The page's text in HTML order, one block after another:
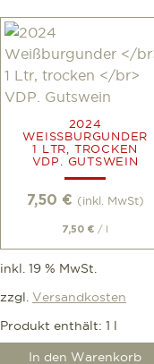
2024
WEISSBURGUNDER
1 LTR, TROCKEN
VDP. GUTSWEIN
7,50 € (inkl. MwSt)
7,50 € /
inkl. 19 % MwSt.
zzgl. Versandkosten
Produkt enthält: 1 l
In den Warenkorb